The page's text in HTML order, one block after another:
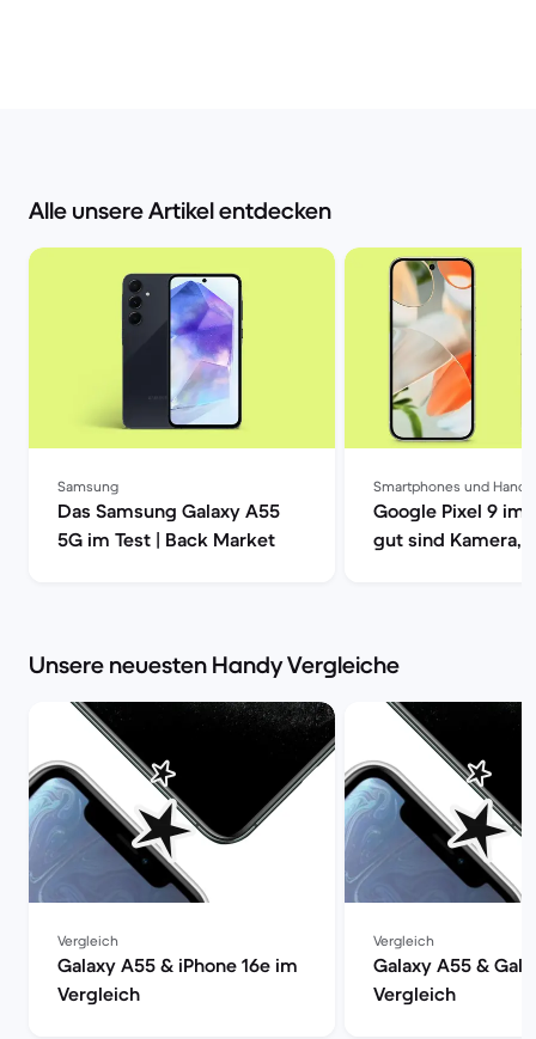
Alle unsere Artikel entdecken
Samsung
Das Samsung Galaxy A55
5G im Test | Back Market
Smartphones und
Google Pixel 9 im
gut sind Kamera,
Unsere neuesten Handy Vergleiche
Vergleich
Galaxy A55 & iPhone 16e im
Vergleich
Vergleich
Galaxy A55 &
Vergleich